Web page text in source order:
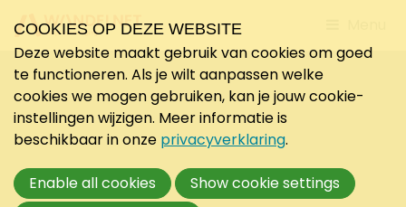
to
COOKIES OP DEZE WEBSITE
Deze website maakt gebruik van cookies om goed
te functioneren. Als je wilt aanpassen welke
cookies we mogen gebruiken, kan je jouw cookie-
instellingen wijzigen. Meer informatie is
beschikbaar in onze privacyverklaring.
Enable all cookies
Show cookie settings